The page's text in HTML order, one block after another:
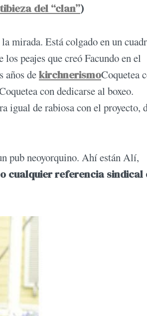
del “clan”)
mirada. Está colgado en un
peajes que creó Facundo en el
años dekirchnerismoCoquetea
con dedicarse al boxeo.
igual de rabiosa con el proyecto,
pub neoyorquino. Ahí están Alí,
cualquier referencia sindical